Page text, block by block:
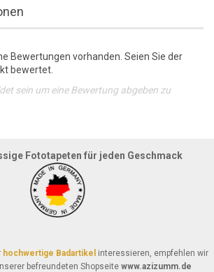
Bewertungen vorhanden. Seien Sie der
bewertet.
sein um eine Bewertung abgeben zu
Fototapeten für jeden Geschmack
hochwertige Badartikel interessieren, empfehlen wir
befreundeten Shopseite www.azizumm.de